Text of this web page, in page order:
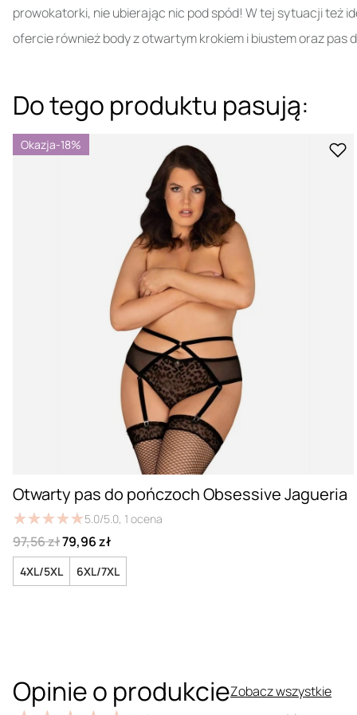
prowokatorki, nie ubierając nic pod spód! W tej sytuacji też
ofercie również body z otwartym krokiem i biustem oraz pas
Do tego produktu pasują:
Okazja-18%
Otwarty pas do pończoch Obsessive Jagueria
★★★★★
★★★★★5.0/5.0, 1 ocena
97,56 zł79,96 zł
4XL/5XL 6XL/7XL
Opinie o produkcieZobacz wszystkie